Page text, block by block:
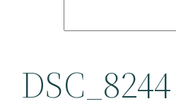
DSC_8244